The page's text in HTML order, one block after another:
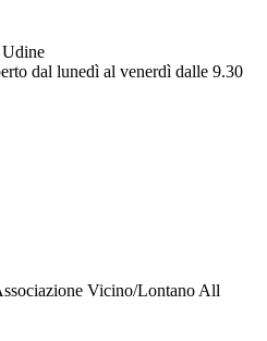
Udine
dal lunedì al venerdì dalle 9.30
Vicino/Lontano All